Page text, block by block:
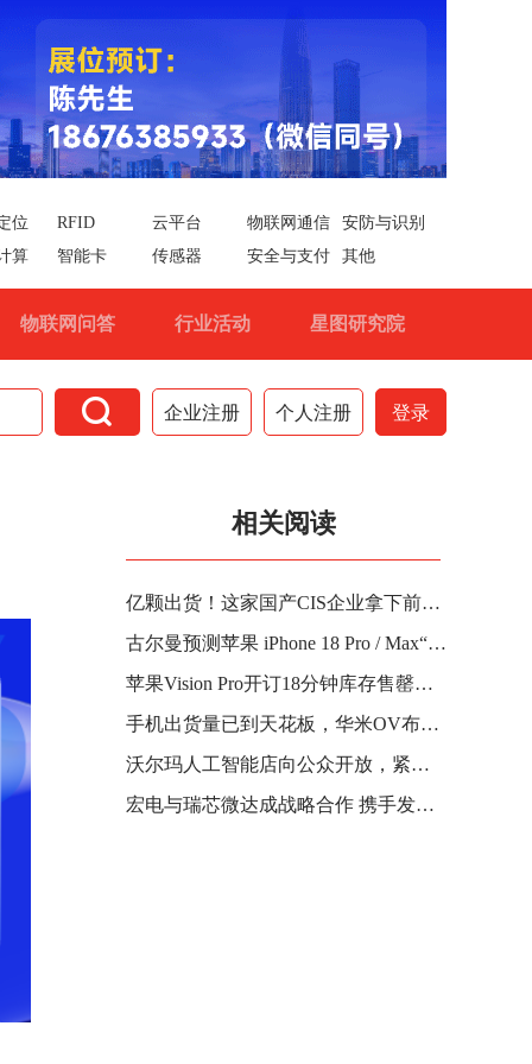
位 RFID 云平台 物联网通信
安防与识别
算
智能卡 传感器 安全与支付 其他
物联网问答 行业活动 星图研究院
 企业注册 个人注册 登录
相关阅读
亿颗出货！这家国产CIS企业拿下前后主摄核心市场
古尔曼预测苹果 iPhone 18 Pro / Max“灵动岛”更小，部分传感器过渡到“屏下”方案
苹果Vision Pro开订18分钟库存售罄，二手溢价62%
手机出货量已到天花板，华米OV布局传感器谋求出路
沃尔玛人工智能店向公众开放，紧抓AI+新零售风口
宏电与瑞芯微达成战略合作 携手发布AI智能工业计算机 赋能新零售